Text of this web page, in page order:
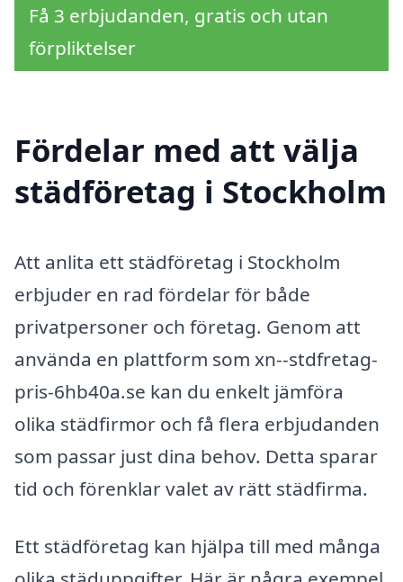
Få 3 erbjudanden, gratis och utan
förpliktelser
Fördelar med att välja
städföretag i Stockholm
Att anlita ett städföretag i Stockholm
erbjuder en rad fördelar för både
privatpersoner och företag. Genom att
använda en plattform som xn--stdfretag-
pris-6hb40a.se kan du enkelt jämföra
olika städfirmor och få flera erbjudanden
som passar just dina behov. Detta sparar
tid och förenklar valet av rätt städfirma.
Ett städföretag kan hjälpa till med många